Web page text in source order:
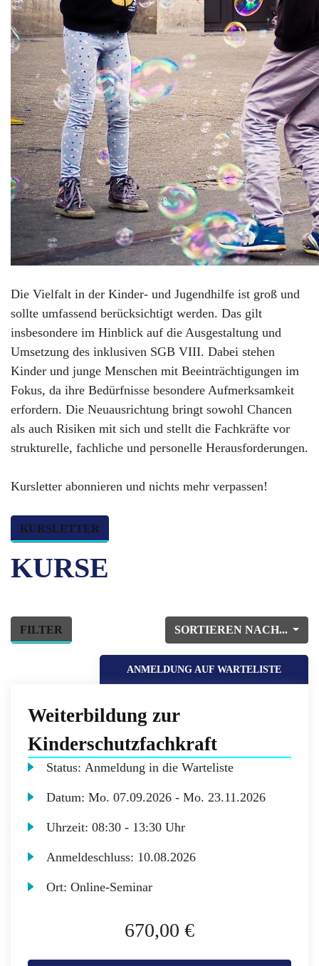
Die Vielfalt in der Kinder- und Jugendhilfe ist groß und
sollte umfassend berücksichtigt werden. Das gilt
insbesondere im Hinblick auf die Ausgestaltung und
Umsetzung des inklusiven SGB VIII. Dabei stehen
Kinder und junge Menschen mit Beeinträchtigungen im
Fokus, da ihre Bedürfnisse besondere Aufmerksamkeit
erfordern. Die Neuausrichtung bringt sowohl Chancen
als auch Risiken mit sich und stellt die Fachkräfte vor
strukturelle, fachliche und personelle Herausforderungen.
Kursletter abonnieren und nichts mehr verpassen!
KURSLETTER
KURSE
SORTIEREN NACH...
FILTER
ANMELDUNG AUF WARTELISTE
Weiterbildung zur
Kinderschutzfachkraft
Status:Anmeldung in die Warteliste
Datum:Mo. 07.09.2026 -Mo. 23.11.2026
Uhrzeit:08:30 - 13:30 Uhr
Anmeldeschluss: 10.08.2026
Ort:Online-Seminar
670,00 €